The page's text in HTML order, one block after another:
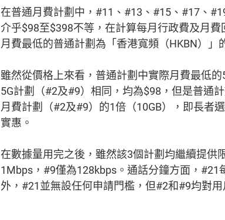
在普通月費計劃中，#11、#13、#15、#17、
介乎$98至$398不等，在計算每月行政費及月
月費最低的普通計劃為「香港寬頻（HKBN）」
雖然從價格上來看，普通計劃中實際月費最低
5G計劃（#2及#9）相同，均為$98，但是普通
月費計劃（#2及#9）的1倍（10GB），即長者
實惠。
在數據量用完之後，雖然該3個計劃均繼續提
1Mbps，#9僅為128kbps。通話分鐘方面，
外，#21並無設任何申請門檻，但#2和#9均對用